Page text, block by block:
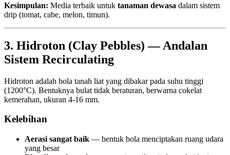
Kesimpulan: Media terbaik untuk tanaman dewasa dalam sistem
drip (tomat, cabe, melon, timun).
3. Hidroton (Clay Pebbles) — Andalan
Sistem Recirculating
Hidroton adalah bola tanah liat yang dibakar pada suhu tinggi
(1200°C). Bentuknya bulat tidak beraturan, berwarna cokelat
kemerahan, ukuran 4-16 mm.
Kelebihan
Aerasi sangat baik — bentuk bola menciptakan ruang udara
yang besar